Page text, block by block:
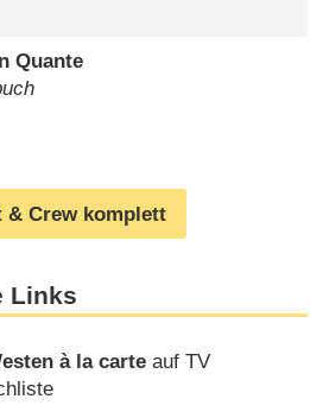
Quante
& Crew komplett
Links
à la carte auf TV